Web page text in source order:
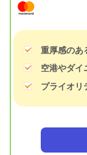
重厚感のあ
空港やダイ
プライオリ